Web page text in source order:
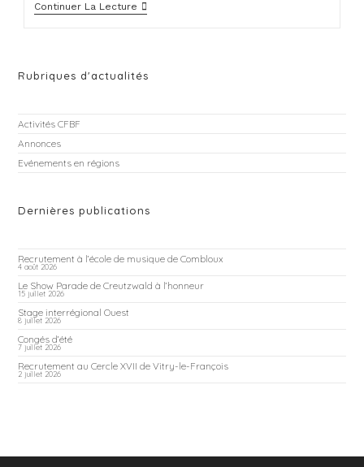
Continuer La Lecture
Rubriques d'actualités
Activités CFBF
Annonces
Evénements en régions
Dernières publications
Recrutement à l’école de musique de Combloux
4 août 2026
Le Show Parade de Creutzwald à l’honneur
15 juillet 2026
Stage interrégional Ouest
8 juillet 2026
Congés d’été
7 juillet 2026
Recrutement au Cercle XVII de Vitry-le-François
2 juillet 2026